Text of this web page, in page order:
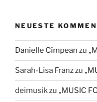
NEUESTE
Danielle Cîmpean zu
Sarah-Lisa Franzzu
deimusikzu „MUSIC